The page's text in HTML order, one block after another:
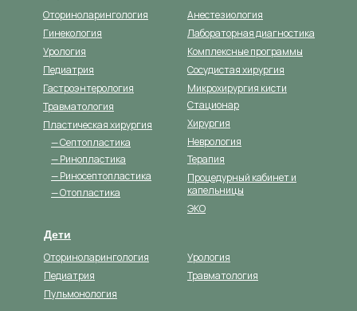
Оториноларингология
Гинекология
Урология
Урология
Педиатрия
Дети
Оториноларингология
Педиатрия
Пульмонология
Травматология
Гастроэнтерология
Травматология
Анестезиология
— Септопластика
— Ринопластика
— Риносептопластика
— Отопластика
Пластическая хирургия
Лабораторная диагностика
Стационар
Терапия
Комплексные программы
Хирургия
Процедурный кабинет и
капельницы
ЭКО
Сосудистая хирургия
Неврология
Микрохирургия кисти